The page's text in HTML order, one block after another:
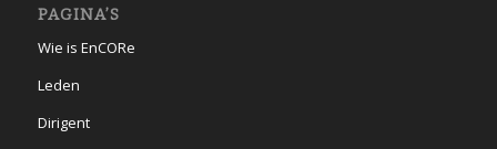
PAGINA’S
Wie is EnCORe
Leden
Dirigent